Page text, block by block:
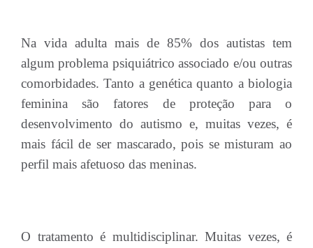
Na vida adulta mais de 85% dos autistas tem
algum problema psiquiátrico associado e/ou outras
comorbidades. Tanto a genética quanto a biologia
feminina são fatores de proteção para o
desenvolvimento do autismo e, muitas vezes, é
mais fácil de ser mascarado, pois se misturam ao
perfil mais afetuoso das meninas.
O tratamento é multidisciplinar. Muitas vezes, é